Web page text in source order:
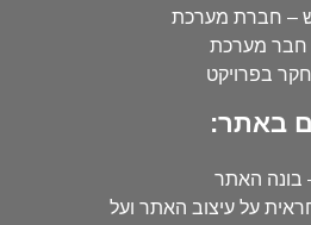
– חברת מערכת
חבר מערכת
בפרויקט
באתר:
בונה האתר
על עיצוב האתר ועל